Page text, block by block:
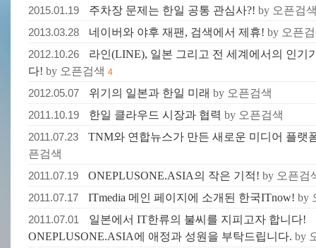
2015.01.19
주차장 문제는 한일 공통 관심사?! by 오픈검
2013.03.28
네이버와 야후 재팬, 검색에서 제휴! by 오픈
2012.10.26
라인(LINE), 일본 그리고 전 세계에서의 인기
다! by 오픈검색 4
2012.05.07 위기의 일본과 한일 미래 by 오픈검색
2011.10.19
한일 클라우드 시장과 협력 by 오픈검색
2011.07.23
TNM와 연합뉴스가 만든 새로운 미디어 플랫
픈검색
2011.07.19
ONEPLUSONE.ASIA의 작은 기적! by 오픈검
2011.07.17
ITmedia 메인 페이지에 소개된 한국ITnow! by
2011.07.01
일본에서 IT한류의 불씨를 지피고자 합니다!
ONEPLUSONE.ASIA에 애정과 성원을 부탁드립니다. by